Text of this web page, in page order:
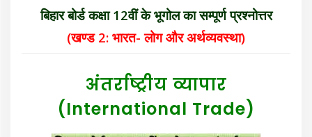
बिहार बोर्ड कक्षा 12वीं के भूगोल का सम्पूर्ण प्रश्नोत्तर
(खण्ड 2: भारत- लोग और अर्थव्यवस्था)
अंतर्राष्ट्रीय व्यापार
(International Trade)